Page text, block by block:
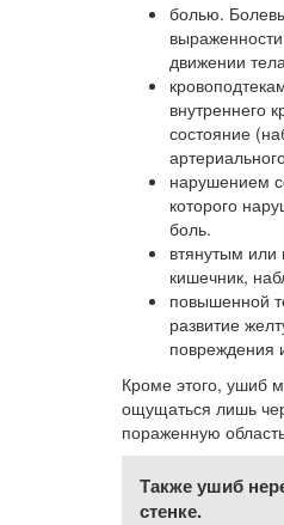
болью.
движении
внутреннего
состояние
нарушением
которого
боль.
втянутым
кишечник,
повышенной
развитие
повреждения
Кроме этого, ушиб
ощущаться лишь
пораженную
Также ушиб
стенке.